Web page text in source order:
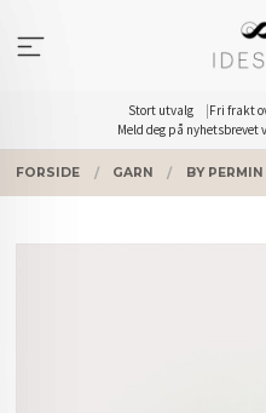
innholdet
Stort utvalg Fri frakt
Meld deg på nyhetsbrevet
FORSIDE GARN BY PERMIN